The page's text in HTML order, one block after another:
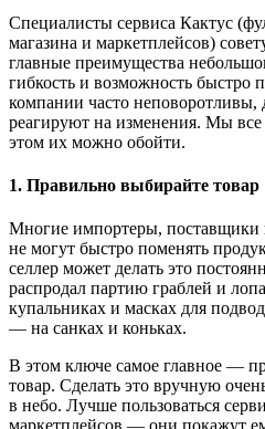
Специалисты сервиса Кактус
магазина и маркетплейсов)
главные преимущества
гибкость и возможность быстро
компании часто
реагируют на изменения. Мы
этом их можно обойти.
1. Правильно выбирайте товар
Многие импортеры, поставщики
не могут быстро поменять
селлер может делать это
распродал партию граблей и
купальниках и масках для
— на санках и коньках.
В этом ключе самое главное —
товар. Сделать это вручную
в небо. Лучше пользоваться